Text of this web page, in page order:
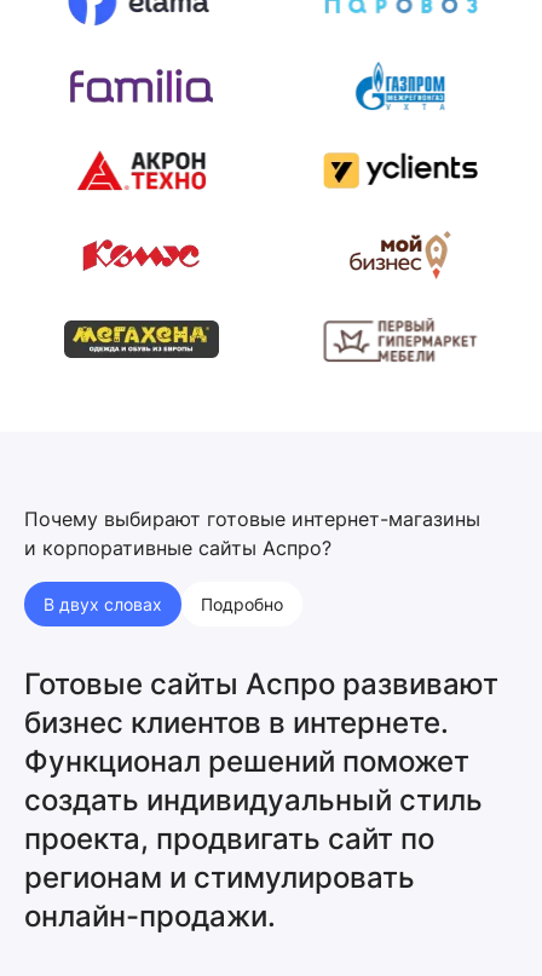
Почему выбирают готовые интернет-магазины
и корпоративные сайты Аспро?
В двух словах Подробно
Готовые сайты Аспро развивают
бизнес клиентов в интернете.
Функционал решений поможет
создать индивидуальный стиль
проекта, продвигать сайт по
регионам и стимулировать
онлайн-продажи.